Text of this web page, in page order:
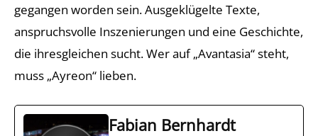
gegangen worden sein. Ausgeklügelte Texte,
anspruchsvolle Inszenierungen und eine Geschichte,
die ihresgleichen sucht. Wer auf „Avantasia“ steht,
muss „Ayreon“ lieben.
Fabian Bernhardt